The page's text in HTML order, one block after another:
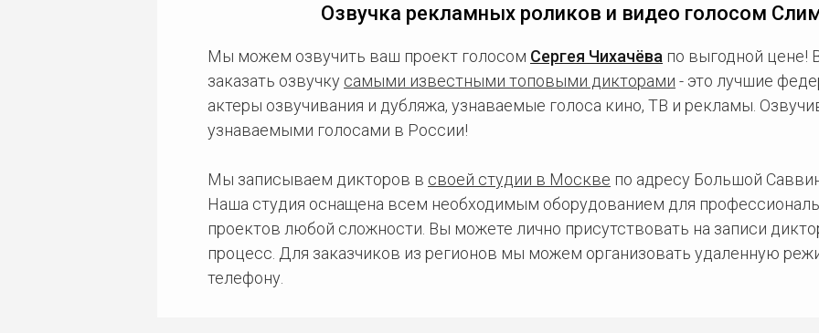
Озвучка рекламных роликов и видео голосом
Мы можем озвучить ваш проект голосом Сергея Чихачёва по выгодной цене!
заказать озвучку самыми известными топовыми дикторами - это лучшие
актеры озвучивания и дубляжа, узнаваемые голоса кино, ТВ и рекламы.
узнаваемыми голосами в России!
Мы записываем дикторов в своей студии в Москве по адресу Большой
Наша студия оснащена всем необходимым оборудованием для
проектов любой сложности. Вы можете лично присутствовать на записи
процесс. Для заказчиков из регионов мы можем организовать удаленную
телефону.